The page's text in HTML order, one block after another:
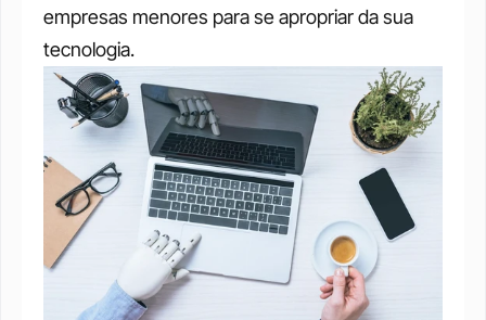
empresas menores para se apropriar da sua
tecnologia.